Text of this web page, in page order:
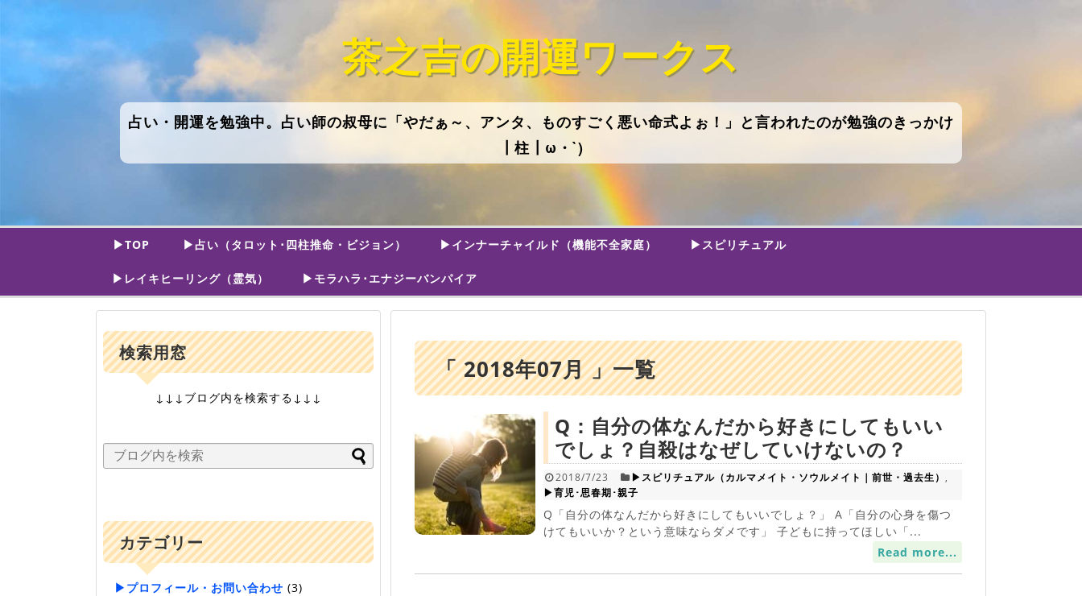
茶之吉の開運ワークス
占い・開運を勉強中。占い師の叔母に「やだぁ～、アンタ、ものすごく悪い命式よぉ！」と言われたのが勉強のきっかけ
┃柱┃ω・`)
▶TOP ▶占い（タロット･四柱推命・ビジョン） ▶インナーチャイルド（機能不全家庭） ▶スピリチュアル
▶レイキヒーリング（霊気） ▶モラハラ･エナジーバンパイア
「 2018年07月 」一覧
Q：自分の体なんだから好きにしてもいい
でしょ？自殺はなぜしていけないの？
2018/7/23 ▶スピリチュアル（カルマメイト・ソウルメイト｜前世・過去生） ,
▶育児･思春期･親子
Q「自分の体なんだから好きにしてもいいでしょ？」 A「自分の心身を傷つ
けてもいいか？という意味ならダメです」 子どもに持ってほしい「...
Read more...
検索用窓
↓↓↓ブログ内を検索する↓↓↓
カテゴリー
▶プロフィール・お問い合わせ (3)